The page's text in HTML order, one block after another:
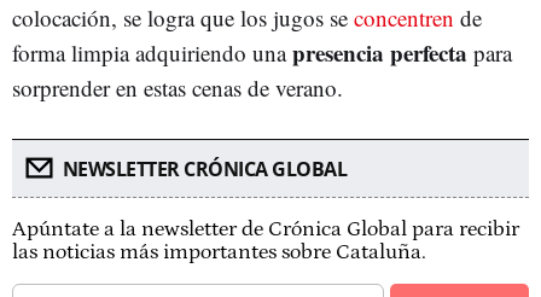
colocación, se logra que los jugos se concentren de
forma limpia adquiriendo unapresencia perfecta para
sorprender en estas cenas de verano.
NEWSLETTER CRÓNICA GLOBAL
Apúntate a la newsletter de Crónica Global para recibir
las noticias más importantes sobre Cataluña.